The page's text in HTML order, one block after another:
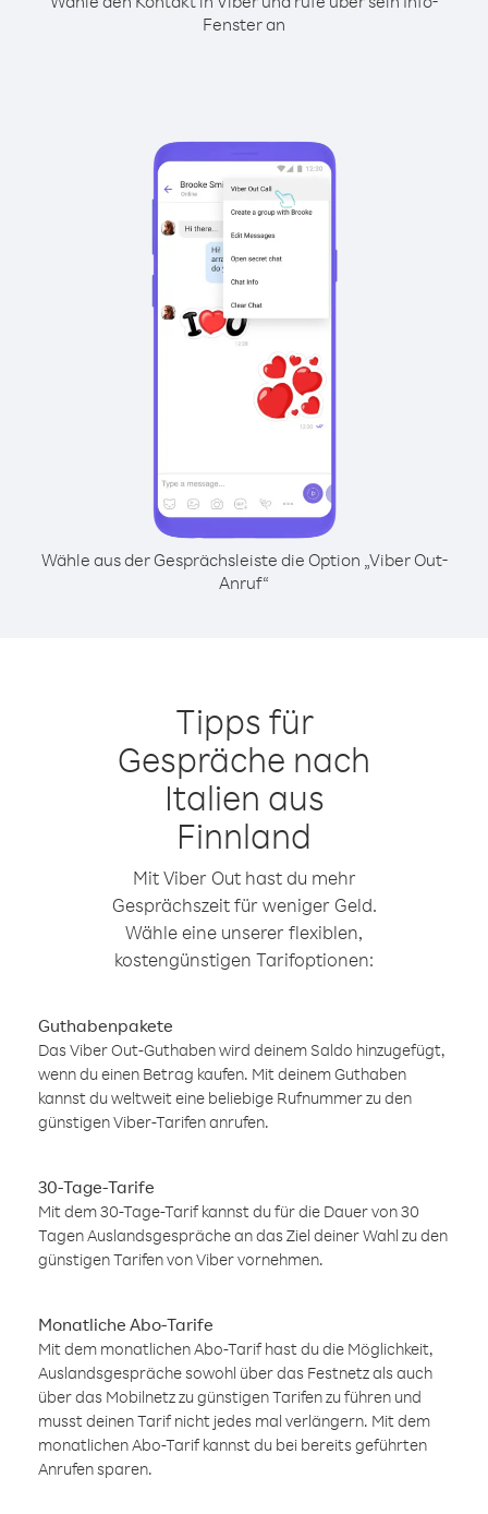
Fenster an
Wähle aus der Gesprächsleiste die Option „Viber Out-
Anruf“
Tipps für
Gespräche nach
Italien aus
Finnland
Mit Viber Out hast du mehr
Gesprächszeit für weniger Geld.
Wähle eine unserer flexiblen,
kostengünstigen Tarifoptionen:
Guthabenpakete
Das Viber Out-Guthaben wird deinem Saldo hinzugefügt,
wenn du einen Betrag kaufen. Mit deinem Guthaben
kannst du weltweit eine beliebige Rufnummer zu den
günstigen Viber-Tarifen anrufen.
30-Tage-Tarife
Mit dem 30-Tage-Tarif kannst du für die Dauer von 30
Tagen Auslandsgespräche an das Ziel deiner Wahl zu den
günstigen Tarifen von Viber vornehmen.
Monatliche Abo-Tarife
Mit dem monatlichen Abo-Tarif hast du die Möglichkeit,
Auslandsgespräche sowohl über das Festnetz als auch
über das Mobilnetz zu günstigen Tarifen zu führen und
musst deinen Tarif nicht jedes mal verlängern. Mit dem
monatlichen Abo-Tarif kannst du bei bereits geführten
Anrufen sparen.